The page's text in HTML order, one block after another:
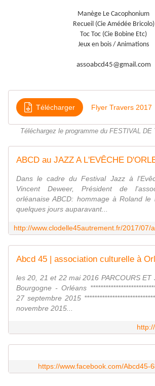
Manège Le Cacophonium
Recueil (Cie Amédée Bricolo)
Toc Toc (Cie Bobine Etc)
Jeux en bois / Animations
assoabcd45@gmail.com
Télécharger Flyer Travers 2017
Téléchargez le programme du FESTIVAL DE
Dans le cadre du Festival Jazz à
Vincent Deweer, Président de
orléanaise ABCD: hommage à Roland le
quelques jours auparavant...
Abcd 45 | association culturelle à
les 20, 21 et 22 mai 2016 PARCOURS ET
Bourgogne - Orléans
27 septembre 2015
novembre 2015...
https://www.facebook.com/Abcd45-